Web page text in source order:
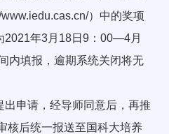
）中的奖项
2021年3月18日9：00—4月
内填报，逾期系统关闭将无
申请，经导师同意后，再推
核后统一报送至国科大培养